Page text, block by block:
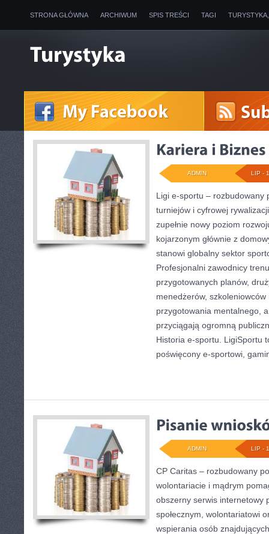
STRONA GŁÓWNA ARCHIWUM SPIS TREŚCI TAGI
LIP -
ADMIN
Ligi e-sportu – rozbudowany
turniejów i cyfrowej
zupełnie nowy poziom
kojarzonym głównie z
stanowi globalny sektor
Profesjonalni zawodnicy
przygotowanych planów,
menedżerów,
przygotowania mentalnego,
przyciągają ogromną
Historia e-sportu. LigiSportu
poświęcony e-sportowi,
LIP -
ADMIN
CP Caritas – rozbudowany
wolontariacie i mądrym
obszerny serwis internetowy
społecznym, wolontariatowi
wspierania osób